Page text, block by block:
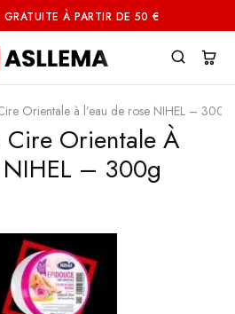
GRATUITE À PARTIR DE 50 €
Orientale à l’eau de rose NIHEL – 300g
Orientale À
NIHEL – 300g